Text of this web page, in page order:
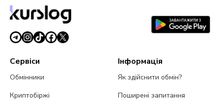
Сервіси
Обмінники
Криптобіржі
Інформація
Як здійснити обмін?
Поширені запитання